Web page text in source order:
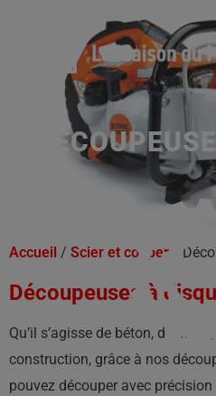
Accueil / Scier et couper /
Découpeuses à
Qu’il s’agisse de béton, de
construction, grâce à nos
pouvez découper avec